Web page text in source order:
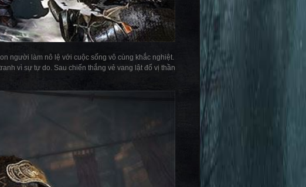
người làm nô lệ với cuộc sống vô cùng khắc nghiệt.
vì sự tự do. Sau chiến thắng vẻ vang lật đổ vị thần